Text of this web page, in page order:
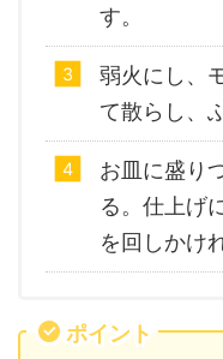
す。
弱火にし、
て散らし、
お皿に盛り
る。仕上げ
を回しかけ
ポイント